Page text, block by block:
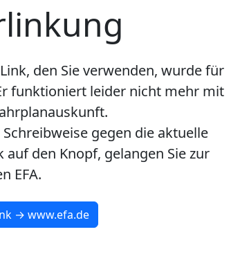
den Sie verwenden, wurde für
funktioniert leider nicht mehr mit
gegen die aktuelle
den Knopf, gelangen Sie zur
EFA.
→ www.efa.de